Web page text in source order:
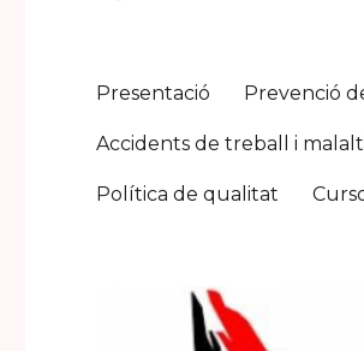
Presentació Prevenció
Accidents de treball i
Política de qualitat